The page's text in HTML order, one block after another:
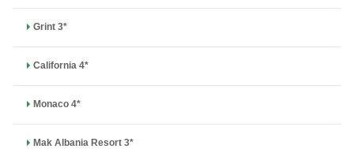
Grint 3*
California 4*
Monaco 4*
Mak Albania Resort 3*